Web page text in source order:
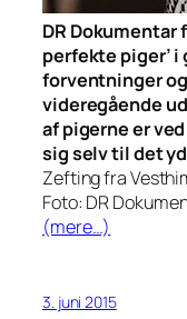
DR
perfekte piger’
forventninger
videregående
af pigerne er
sig selv til det
Zefting fra
Foto: DR
(mere…)
3. juni 2015